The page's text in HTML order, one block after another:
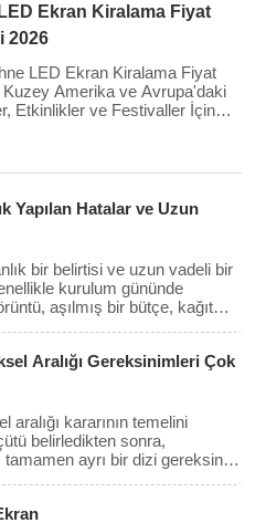
modern spor etkinliklerinin
bir parçası haline gelmiştir.
geliştirirken, sponsorluklar ve
için de değerli fırsatlar
Bu kılavuz, temel özellikleri,
Ekran Kiralama Fiyat
2026
LED Ekran Kiralama Fiyat
Kuzey Amerika ve Avrupa'daki
Etkinlikler ve Festivaller İçin
kiralama fiyatları biraz düşmüş
daha yüksek çözünürlüklere
olan talep devam ediyor.
Yapılan Hatalar ve Uzun
bir belirtisi ve uzun vadeli bir
kurulum gününde
aşılmış bir bütçe, kağıt
Aralığı Gereksinimleri Çok
kararının temelini
belirledikten sonra,
tamamen ayrı bir dizi gereksinim
ele almaktır. […]